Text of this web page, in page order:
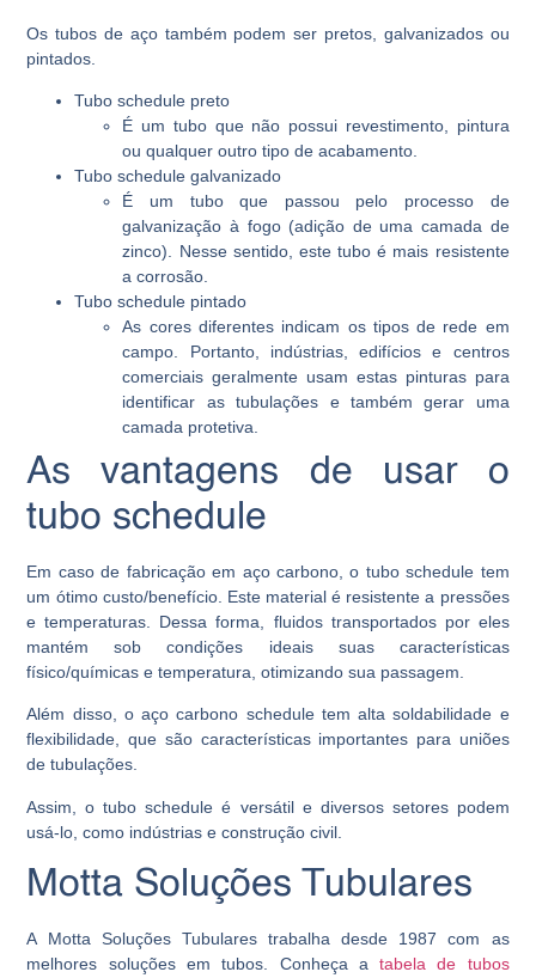
Os tubos de aço também podem ser pretos, galvanizados ou
pintados.
Tubo schedule preto
É um tubo que não possui revestimento, pintura
ou qualquer outro tipo de acabamento.
Tubo schedule galvanizado
É um tubo que passou pelo processo de
galvanização à fogo (adição de uma camada de
zinco). Nesse sentido, este tubo é mais resistente
a corrosão.
Tubo schedule pintado
As cores diferentes indicam os tipos de rede em
campo. Portanto, indústrias, edifícios e centros
comerciais geralmente usam estas pinturas para
identificar as tubulações e também gerar uma
camada protetiva.
As vantagens de usar o
tubo schedule
Em caso de fabricação em aço carbono, o tubo schedule tem
um ótimo custo/benefício. Este material é resistente a pressões
e temperaturas. Dessa forma, fluidos transportados por eles
mantém sob condições ideais suas características
físico/químicas e temperatura, otimizando sua passagem.
Além disso, o aço carbono schedule tem alta soldabilidade e
flexibilidade, que são características importantes para uniões
de tubulações.
Assim, o tubo schedule é versátil e diversos setores podem
usá-lo, como indústrias e construção civil.
Motta Soluções Tubulares
A Motta Soluções Tubulares trabalha desde 1987 com as
melhores soluções em tubos. Conheça atabela de tubos